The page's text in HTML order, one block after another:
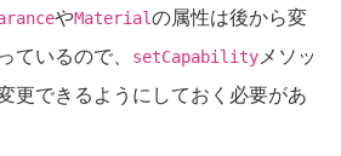
やMaterialの属性は後から変
いるので、
setCapability メソッ
更できるようにしておく必要があ